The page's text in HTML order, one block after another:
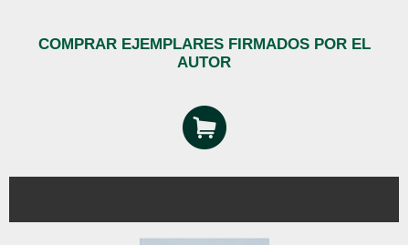
COMPRAR EJEMPLARES FIRMADOS POR EL
AUTOR